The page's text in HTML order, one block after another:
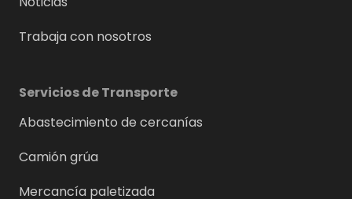
Trabaja con nosotros
Servicios de Transporte
Abastecimiento de cercanías
Camión grúa
Mercancía paletizada